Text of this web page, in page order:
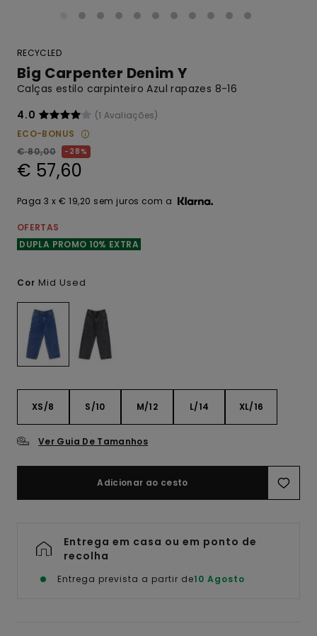
RECYCLED
Big Carpenter Denim Y
Calças estilo carpinteiro Azul rapazes 8-16
4.0
(1 Avaliações)
ECO-BONUS
€ 80,00
28%
€ 57,60
Paga 3 x € 19,20 sem juros com a
OFERTAS
DUPLA PROMO 10% EXTRA
Cor Mid Used
XS/8 S/10 M/12 L/14 XL/16
Ver Guia De Tamanhos
Adicionar ao cesto
Entrega em casa ou em ponto de
recolha
Entrega prevista a partir de10 Agosto